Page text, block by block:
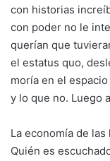
con historias
con poder no le
querían que
el estatus quo,
moría en el
y lo que no. Luego
La economía de
Quién es